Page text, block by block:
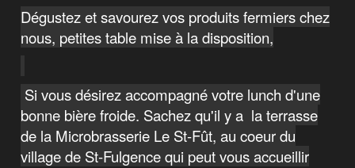
Dégustez et savourez vos produits fermiers chez
nous, petites table mise à la disposition,
Si vous désirez accompagné votre lunch d'une
bonne bière froide. Sachez qu'il y a la terrasse
de la Microbrasserie Le St-Fût, au coeur du
village de St-Fulgence qui peut vous accueillir